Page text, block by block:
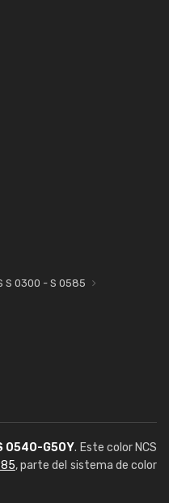
S 0300 - S 0585
0540-G50Y. Este color NCS
, parte del sistema de color